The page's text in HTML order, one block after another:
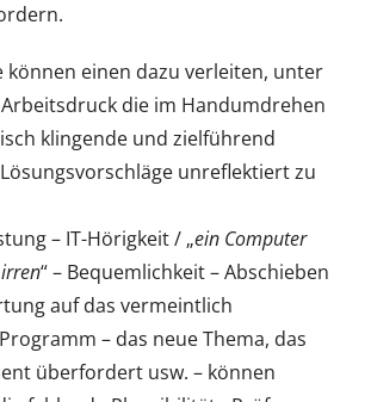
können einen dazu verleiten, unter
die im Handumdrehen
klingende und zielführend
unreflektiert zu
– IT-Hörigkeit / „ein Computer
“ – Bequemlichkeit – Abschieben
auf das vermeintlich
– das neue Thema, das
überfordert usw. – können